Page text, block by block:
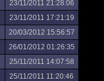
23/11/2011 21:28:06
23/11/2011 17:21:19
20/03/2012 15:56:57
26/01/2012 01:26:35
25/11/2011 14:07:58
25/11/2011 11:20:46